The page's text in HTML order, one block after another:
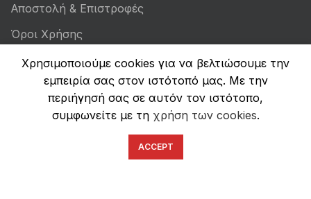
Αποστολή & Επιστροφές
Όροι Χρήσης
Πολιτική Απορρήτου
Ασφάλεια Συναλλαγών
Χρησιμοποιούμε cookies για να βελτιώσουμε την
εμπειρία σας στον ιστότοπό μας. Με την
περιήγησή σας σε αυτόν τον ιστότοπο,
συμφωνείτε με τη χρήση των cookies.
ACCEPT